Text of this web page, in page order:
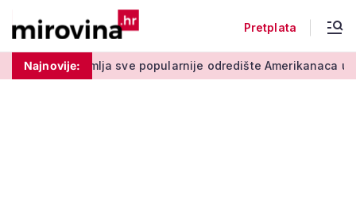
Pretplata
Najnovije:
popularnije odredište Amerikanaca u mirovini: Pruža mir i